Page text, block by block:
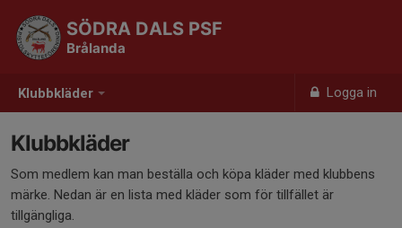
Klubbkläder Logga in
SÖDRA DALS PSF
Brålanda
Klubbkläder
Som medlem kan man beställa och köpa kläder med klubbens
märke. Nedan är en lista med kläder som för tillfället är
tillgängliga.